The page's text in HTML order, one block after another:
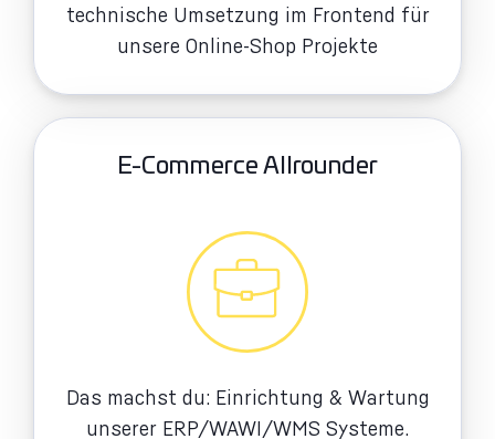
technische Umsetzung im Frontend für
unsere Online-Shop Projekte
E-Commerce Allrounder
Das machst du: Einrichtung & Wartung
unserer ERP/WAWI/WMS Systeme.